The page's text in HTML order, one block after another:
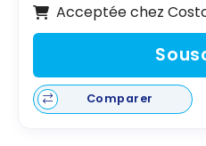
Acceptée chez
Comparer